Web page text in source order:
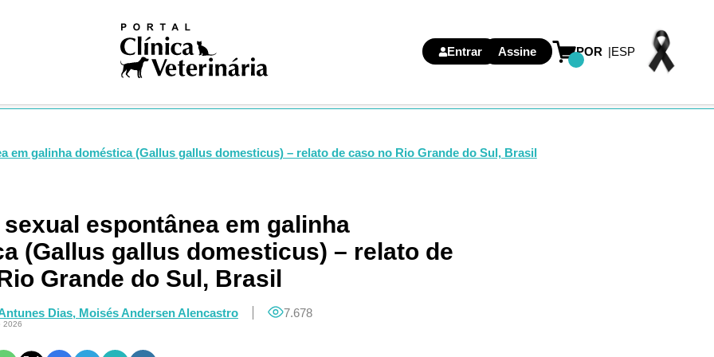
Entrar Assine POR ESP
Única
em galinha doméstica (Gallus gallus domesticus) – relato de caso no Rio Grande do Sul, Brasil
espontânea em galinha
(Gallus gallus domesticus) – relato de
Grande do Sul, Brasil
Dias, Moisés Andersen Alencastro
2026
7.678